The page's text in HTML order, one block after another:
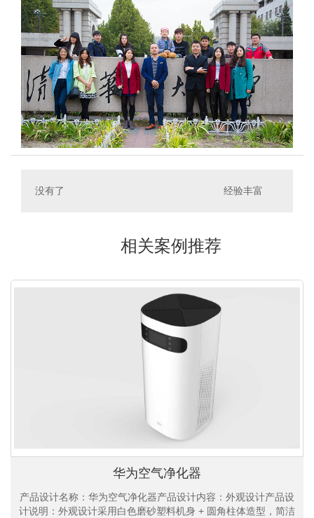
没有了 经验丰富
相关案例推荐
华为空气净化器
产品设计名称：华为空气净化器产品设计内容：外观设计产品设
计说明：外观设计采用白色磨砂塑料机身 + 圆角柱体造型，简洁